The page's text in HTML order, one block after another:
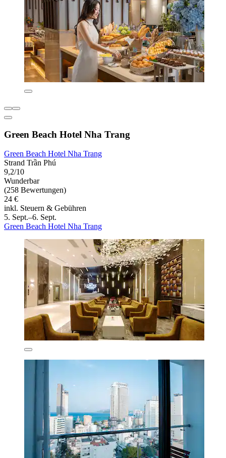
Green Beach Hotel Nha Trang
Green Beach Hotel Nha Trang
Strand Trần Phú
9,2/10
Wunderbar
(258 Bewertungen)
24 €
inkl. Steuern & Gebühren
5. Sept.–6. Sept.
Green Beach Hotel Nha Trang